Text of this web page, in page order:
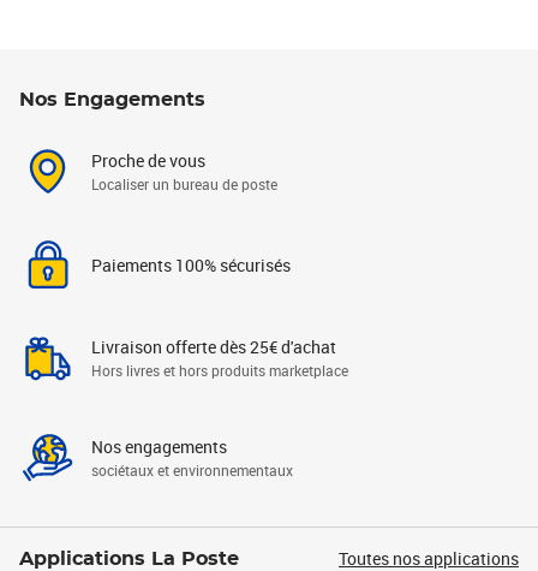
Nos Engagements
Proche de vous
Localiser un bureau de poste
Paiements 100% sécurisés
Livraison offerte dès 25€ d'achat
Hors livres et hors produits marketplace
Nos engagements
sociétaux et environnementaux
Applications La Poste Toutes nos applications